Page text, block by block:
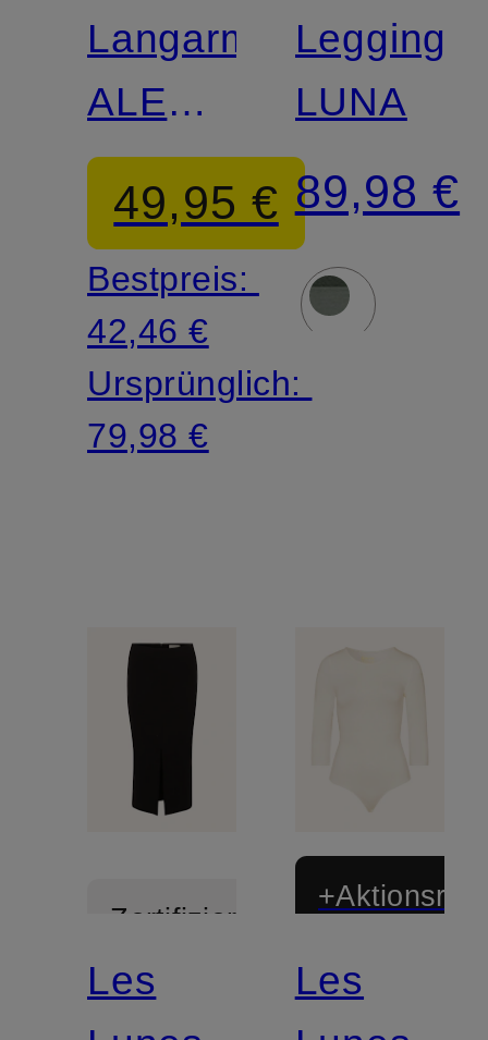
Langarmbody
ALENA
BODY
49,95 €
Bestpreis:
42,46 €
Ursprünglich:
79,98 €
Leggings
LUNA
89,98 €
Zertifiziert
Les
Zertifiziert
Les